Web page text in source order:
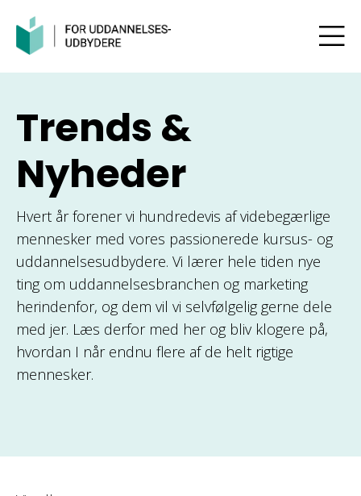
Trends &
Nyheder
Hvert år forener vi hundredevis af videbegærlige
mennesker med vores passionerede kursus- og
uddannelsesudbydere. Vi lærer hele tiden nye
ting om uddannelsesbranchen og marketing
herindenfor, og dem vil vi selvfølgelig gerne dele
med jer. Læs derfor med her og bliv klogere på,
hvordan I når endnu flere af de helt rigtige
mennesker.